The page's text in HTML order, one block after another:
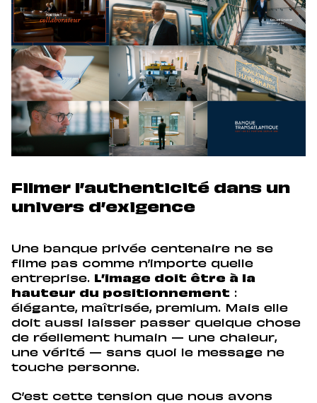
Filmer l’authenticité dans un
univers d’exigence
Une banque privée centenaire ne se
filme pas comme n’importe quelle
entreprise.
L’image doit être à la
hauteur du positionnement :
élégante, maîtrisée, premium. Mais elle
doit aussi laisser passer quelque chose
de réellement humain — une chaleur,
une vérité — sans quoi le message ne
touche personne.
C’est cette tension que nous avons